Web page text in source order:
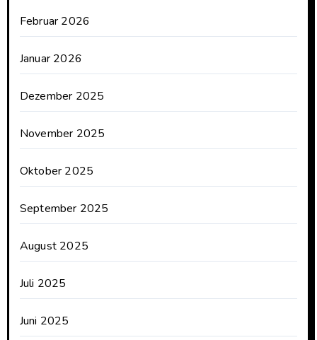
Februar 2026
Januar 2026
Dezember 2025
November 2025
Oktober 2025
September 2025
August 2025
Juli 2025
Juni 2025